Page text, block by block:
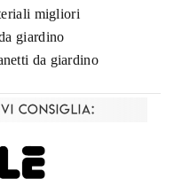
migliori
giardino
da giardino
consiglia: